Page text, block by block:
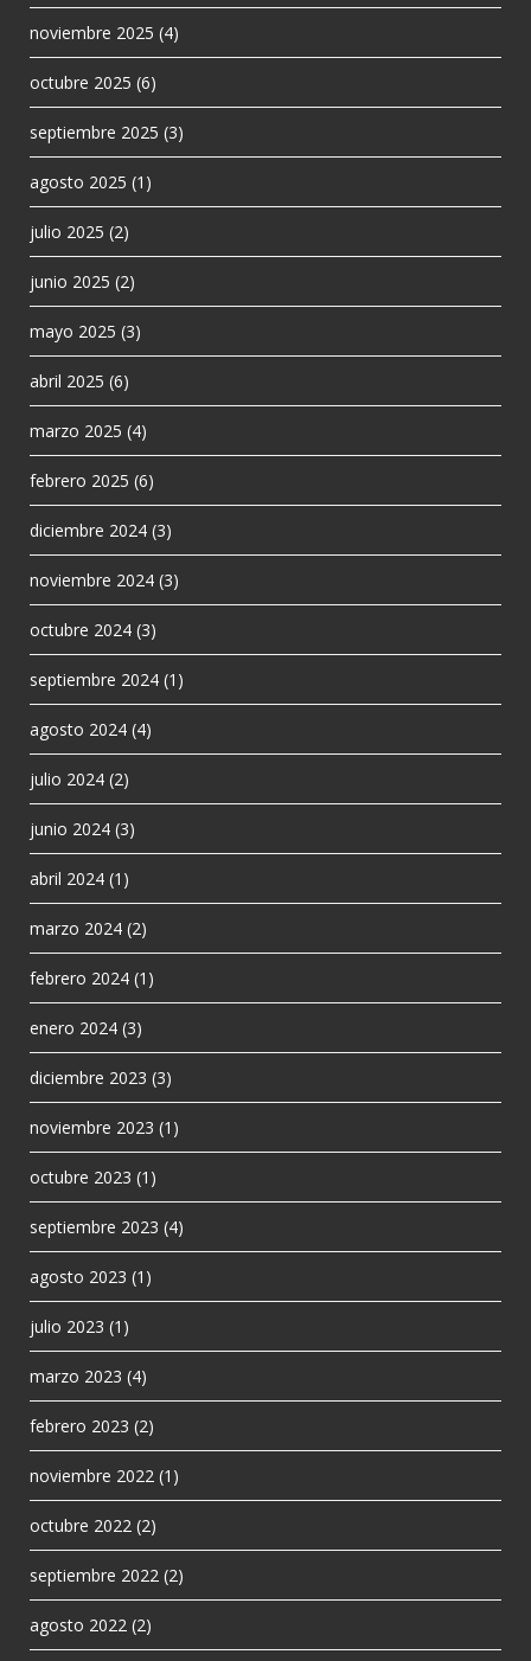
noviembre 2025 (4)
octubre 2025 (6)
septiembre 2025 (3)
agosto 2025 (1)
julio 2025 (2)
junio 2025 (2)
mayo 2025 (3)
abril 2025 (6)
marzo 2025 (4)
febrero 2025 (6)
diciembre 2024 (3)
noviembre 2024 (3)
octubre 2024 (3)
septiembre 2024 (1)
agosto 2024 (4)
julio 2024 (2)
junio 2024 (3)
abril 2024 (1)
marzo 2024 (2)
febrero 2024 (1)
enero 2024 (3)
diciembre 2023 (3)
noviembre 2023 (1)
octubre 2023 (1)
septiembre 2023 (4)
agosto 2023 (1)
julio 2023 (1)
marzo 2023 (4)
febrero 2023 (2)
noviembre 2022 (1)
octubre 2022 (2)
septiembre 2022 (2)
agosto 2022 (2)